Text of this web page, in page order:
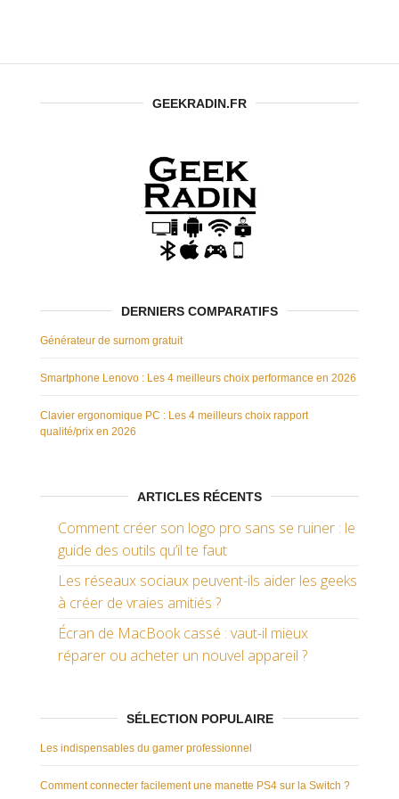
GEEKRADIN.FR
DERNIERS COMPARATIFS
Générateur de surnom gratuit
Smartphone Lenovo : Les 4 meilleurs choix performance en 2026
Clavier ergonomique PC : Les 4 meilleurs choix rapport
qualité/prix en 2026
ARTICLES RÉCENTS
Comment créer son logo pro sans se ruiner : le
guide des outils qu’il te faut
Les réseaux sociaux peuvent-ils aider les geeks
à créer de vraies amitiés ?
Écran de MacBook cassé : vaut-il mieux
réparer ou acheter un nouvel appareil ?
SÉLECTION POPULAIRE
Les indispensables du gamer professionnel
Comment connecter facilement une manette PS4 sur la Switch ?